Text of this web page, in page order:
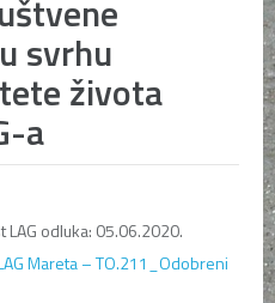
svrhu
života
a
odluka: 05.06.2020.
Mareta – TO.211_Odobreni